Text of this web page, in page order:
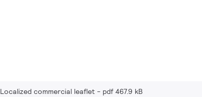
Localized commercial leaflet pdf 467.9 kB